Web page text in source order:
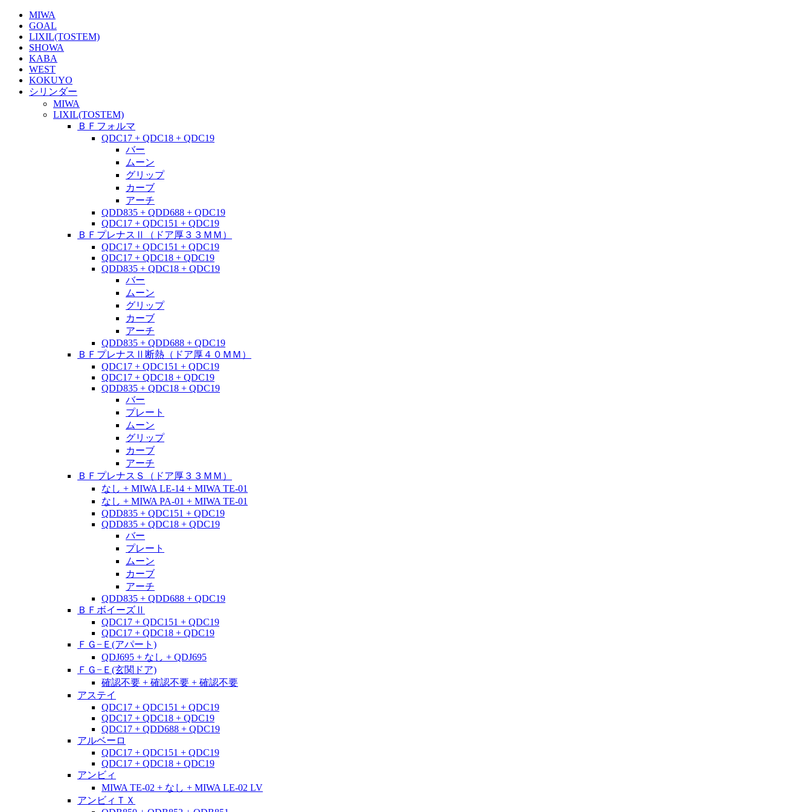
MIWA
GOAL
LIXIL(TOSTEM)
SHOWA
KABA
WEST
KOKUYO
シリンダー
MIWA
LIXIL(TOSTEM)
ＢＦフォルマ
QDC17 + QDC18 + QDC19
バー
ムーン
グリップ
カーブ
アーチ
QDD835 + QDD688 + QDC19
QDC17 + QDC151 + QDC19
ＢＦプレナスⅡ（ドア厚３３ＭＭ）
QDC17 + QDC151 + QDC19
QDC17 + QDC18 + QDC19
QDD835 + QDC18 + QDC19
バー
ムーン
グリップ
カーブ
アーチ
QDD835 + QDD688 + QDC19
ＢＦプレナスⅡ断熱（ドア厚４０ＭＭ）
QDC17 + QDC151 + QDC19
QDC17 + QDC18 + QDC19
QDD835 + QDC18 + QDC19
バー
プレート
ムーン
グリップ
カーブ
アーチ
ＢＦプレナスＳ（ドア厚３３ＭＭ）
なし + MIWA LE-14 + MIWA TE-01
なし + MIWA PA-01 + MIWA TE-01
QDD835 + QDC151 + QDC19
QDD835 + QDC18 + QDC19
バー
プレート
ムーン
カーブ
アーチ
QDD835 + QDD688 + QDC19
ＢＦボイーズⅡ
QDC17 + QDC151 + QDC19
QDC17 + QDC18 + QDC19
ＦＧ−Ｅ(アパート)
QDJ695 + なし + QDJ695
ＦＧ−Ｅ(玄関ドア)
確認不要 + 確認不要 + 確認不要
アステイ
QDC17 + QDC151 + QDC19
QDC17 + QDC18 + QDC19
QDC17 + QDD688 + QDC19
アルベーロ
QDC17 + QDC151 + QDC19
QDC17 + QDC18 + QDC19
アンビィ
MIWA TE-02 + なし + MIWA LE-02 LV
アンビィＴＸ